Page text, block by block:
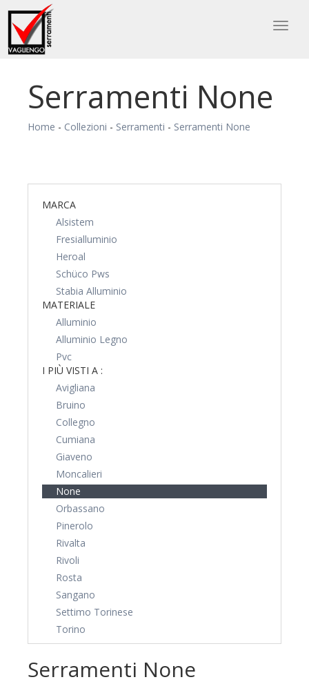
Serramenti None
Home - Collezioni - Serramenti - Serramenti None
MARCA
Alsistem
Fresialluminio
Heroal
Schüco Pws
Stabia Alluminio
MATERIALE
Alluminio
Alluminio Legno
Pvc
I PIÙ VISTI A :
Avigliana
Bruino
Collegno
Cumiana
Giaveno
Moncalieri
None
Orbassano
Pinerolo
Rivalta
Rivoli
Rosta
Sangano
Settimo Torinese
Torino
Serramenti None